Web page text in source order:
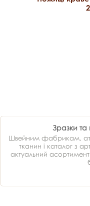
Зразки та
Швейним фабрикам,
тканин і каталог з
актуальний